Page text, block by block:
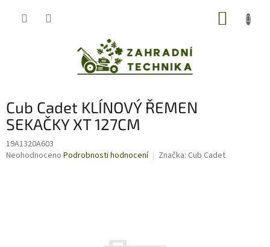
Cub Cadet KLÍNOVÝ ŘEMEN
SEKAČKY XT 127CM
19A1320A603
Průměrné
Neohodnoceno Podrobnosti hodnocení Značka: Cub Cadet